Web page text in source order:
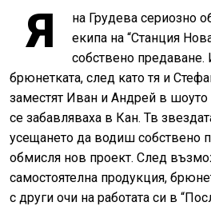
Я
на Грудева сериозно
екипа на “Станция
собствено предаване.
брюнетката, след като тя и
заместят Иван и Андрей в
се забавляваха в Кан. Тв
усещането да водиш собствено
обмисля нов проект. След
самостоятелна продукция,
с други очи на работата си в